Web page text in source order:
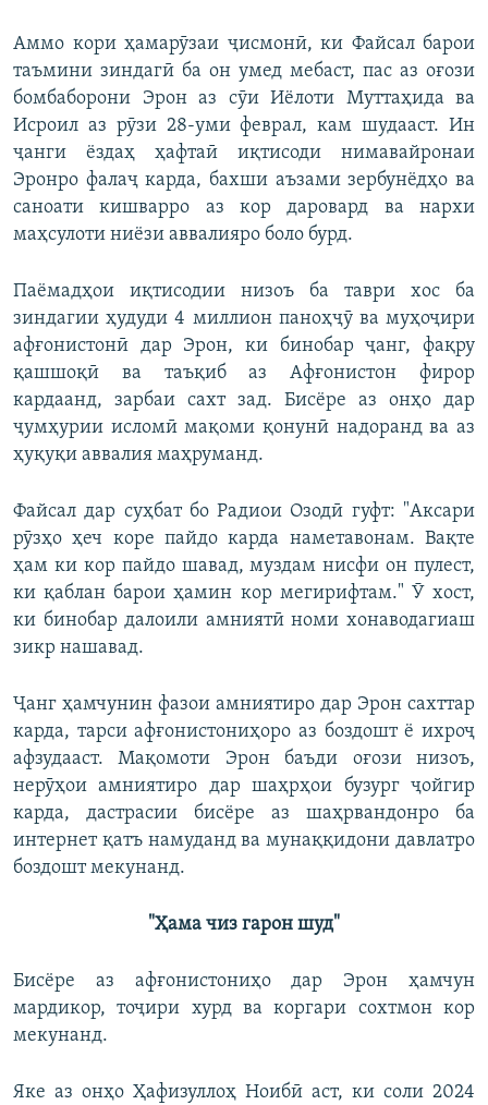
Аммо кори ҳамарӯзаи ҷисмонӣ, ки Файсал барои
таъмини зиндагӣ ба он умед мебаст, пас аз оғози
бомбаборони Эрон аз сӯи Иёлоти Муттаҳида ва
Исроил аз рӯзи 28-уми феврал, кам шудааст. Ин
ҷанги ёздаҳ ҳафтаӣ иқтисоди нимавайронаи
Эронро фалаҷ карда, бахши аъзами зербунёдҳо ва
саноати кишварро аз кор даровард ва нархи
маҳсулоти ниёзи аввалияро боло бурд.
Паёмадҳои иқтисодии низоъ ба таври хос ба
зиндагии ҳудуди 4 миллион паноҳҷӯ ва муҳоҷири
афғонистонӣ дар Эрон, ки бинобар ҷанг, фақру
қашшоқӣ ва таъқиб аз Афғонистон фирор
кардаанд, зарбаи сахт зад. Бисёре аз онҳо дар
ҷумҳурии исломӣ мақоми қонунӣ надоранд ва аз
ҳуқуқи аввалия маҳруманд.
Файсал дар суҳбат бо Радиои Озодӣ гуфт: "Аксари
рӯзҳо ҳеч коре пайдо карда наметавонам. Вақте
ҳам ки кор пайдо шавад, муздам нисфи он пулест,
ки қаблан барои ҳамин кор мегирифтам." Ӯ хост,
ки бинобар далоили амниятӣ номи хонаводагиаш
зикр нашавад.
Ҷанг ҳамчунин фазои амниятиро дар Эрон сахттар
карда, тарси афғонистониҳоро аз боздошт ё ихроҷ
афзудааст. Мақомоти Эрон баъди оғози низоъ,
нерӯҳои амниятиро дар шаҳрҳои бузург ҷойгир
карда, дастрасии бисёре аз шаҳрвандонро ба
интернет қатъ намуданд ва мунаққидони давлатро
боздошт мекунанд.
"Ҳама чиз гарон шуд"
Бисёре аз афғонистониҳо дар Эрон ҳамчун
мардикор, тоҷири хурд ва коргари сохтмон кор
мекунанд.
Яке аз онҳо Ҳафизуллоҳ Ноибӣ аст, ки соли 2024